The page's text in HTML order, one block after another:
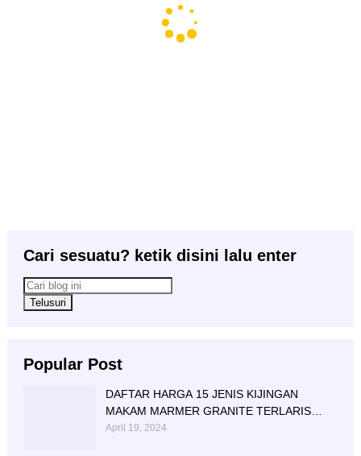
Cari sesuatu? ketik disini lalu enter
Popular Post
DAFTAR HARGA 15 JENIS KIJINGAN
MAKAM MARMER GRANITE TERLARIS
BERIKUT NISAN NYA
April 19, 2024